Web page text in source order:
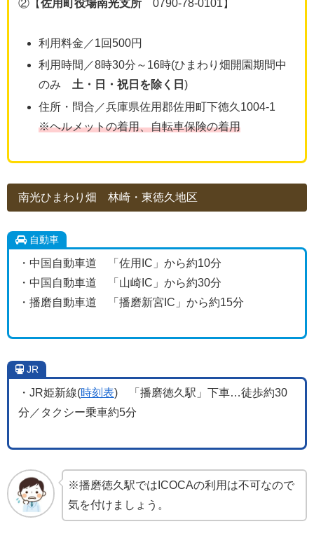
②【佐用町役場南光支所0790-78-0101】
利用料金／1回500円
利用時間／8時30分～16時(ひまわり畑開園期間中
のみ 土・日・祝日を除く日 )
住所・問合／兵庫県佐用郡佐用町下徳久1004-1
※ヘルメットの着用、自転車保険の着用
南光ひまわり畑 林崎・東徳久地区
自動車
・中国自動車道 「佐用IC」から約10分
・中国自動車道 「山崎IC」から約30分
・播磨自動車道 「播磨新宮IC」から約15分
JR
・JR姫新線(時刻表) 「播磨徳久駅」下車…徒歩約30
分／タクシー乗車約5分
※播磨徳久駅ではICOCAの利用は不可なので
気を付けましょう。